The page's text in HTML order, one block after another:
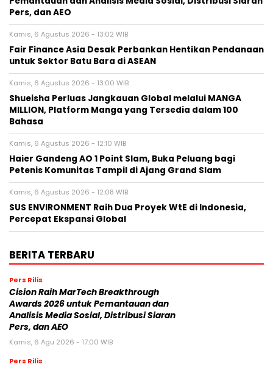
Pers, dan AEO
Kamis, 6 Agustus 2026 - 13:02 WIB
Fair Finance Asia Desak Perbankan Hentikan Pendanaan
untuk Sektor Batu Bara di ASEAN
Kamis, 6 Agustus 2026 - 13:00 WIB
Shueisha Perluas Jangkauan Global melalui MANGA
MILLION, Platform Manga yang Tersedia dalam 100
Bahasa
Kamis, 6 Agustus 2026 - 12:10 WIB
Haier Gandeng AO 1 Point Slam, Buka Peluang bagi
Petenis Komunitas Tampil di Ajang Grand Slam
Kamis, 6 Agustus 2026 - 12:08 WIB
SUS ENVIRONMENT Raih Dua Proyek WtE di Indonesia,
Percepat Ekspansi Global
BERITA TERBARU
Pers Rilis
Cision Raih MarTech Breakthrough
Awards 2026 untuk Pemantauan dan
Analisis Media Sosial, Distribusi Siaran
Pers, dan AEO
Kamis, 6 Agu 2026 - 17:00 WIB
Pers Rilis